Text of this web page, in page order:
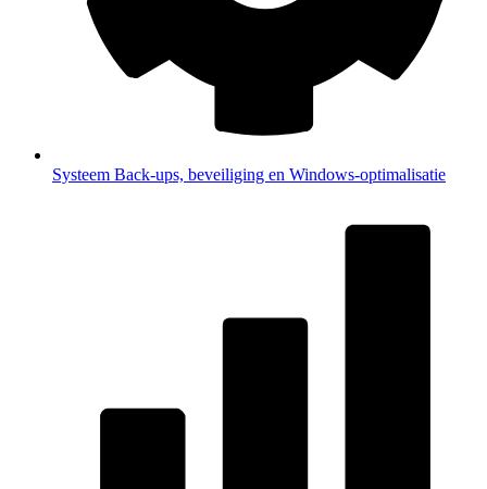
Systeem Back-ups, beveiliging en Windows-optimalisatie